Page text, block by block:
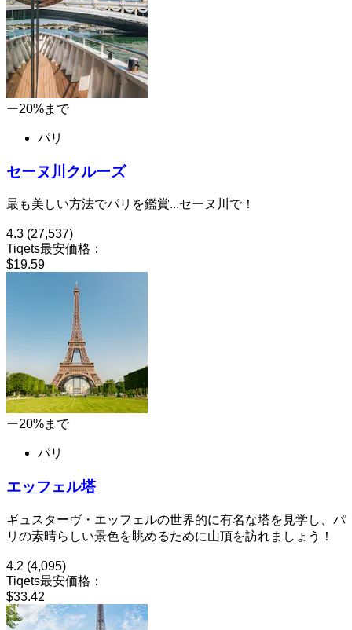
ー20%まで
パリ
セーヌ川クルーズ
最も美しい方法でパリを鑑賞...セーヌ川で！
4.3 (27,537)
Tiqets最安価格：
$19.59
ー20%まで
パリ
エッフェル塔
ギュスターヴ・エッフェルの世界的に有名な塔を見学し、パ
リの素晴らしい景色を眺めるために山頂を訪れましょう！
4.2 (4,095)
Tiqets最安価格：
$33.42